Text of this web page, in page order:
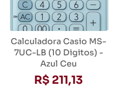
Calculadora Casio MS-
7UC-LB (10 Digitos) -
Azul Ceu
R$ 211,13